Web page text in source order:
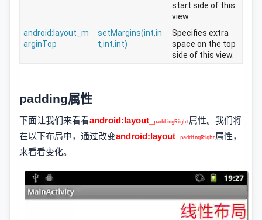
start side of this
view.
android:layout_m
arginTop
setMargins(int,in
t,int,int)
Specifies extra
space on the top
side of this view.
padding属性
下面让我们来看看android:layout_ paddingRight属性。我们将
在以下布局中，通过改变android:layout_ paddingRight属性，
来看看变化。